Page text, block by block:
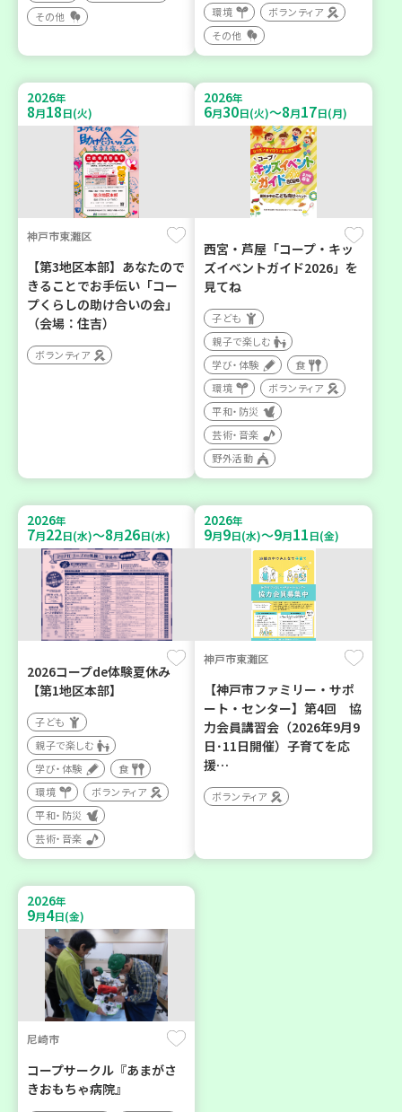
その他
環境
ボランティア
その他
2026年
8月18日(火)
神戸市東灘区
【第3地区本部】あなたので
きることでお手伝い「コー
プくらしの助け合いの会」
（会場：住吉）
ボランティア
2026年
6月30日(火)～8月17日(月)
西宮・芦屋「コープ・キッ
ズイベントガイド2026」を
見てね
子ども
親子で楽しむ
学び・体験
食
環境
ボランティア
平和・防災
芸術・音楽
野外活動
2026年
7月22日(水)～8月26日(水)
2026コープde体験夏休み
【第1地区本部】
子ども
親子で楽しむ
学び・体験
食
環境
ボランティア
平和・防災
芸術・音楽
2026年
9月9日(水)～9月11日(金)
神戸市東灘区
【神戸市ファミリー・サポ
ート・センター】第4回 協
力会員講習会（2026年9月9
日･11日開催）子育てを応
援…
ボランティア
2026年
9月4日(金)
尼崎市
コープサークル『あまがさ
きおもちゃ病院』